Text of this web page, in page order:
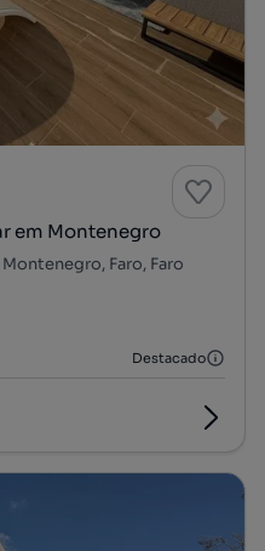
em Montenegro
Faro, Faro
Destacado